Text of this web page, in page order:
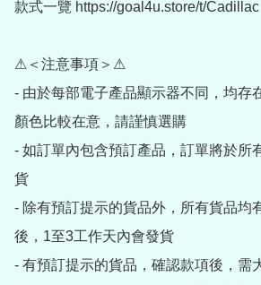
款式一覽 https://goal4u.store/t/Cadillac
⚠＜注意事項＞⚠
- 由於每部電子產品顯示器不同，均存
顏色比較在意，請謹慎選購
- 如訂單內包含預訂產品，訂單將於所
貨
- 除有預訂提示的貨品外，所有貨品均
後，1至3工作天內會發貨
- 有預訂提示的貨品，確認款項後，需